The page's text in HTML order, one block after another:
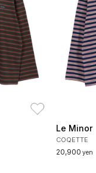
Le Minor
COQETTE
20,900 yen